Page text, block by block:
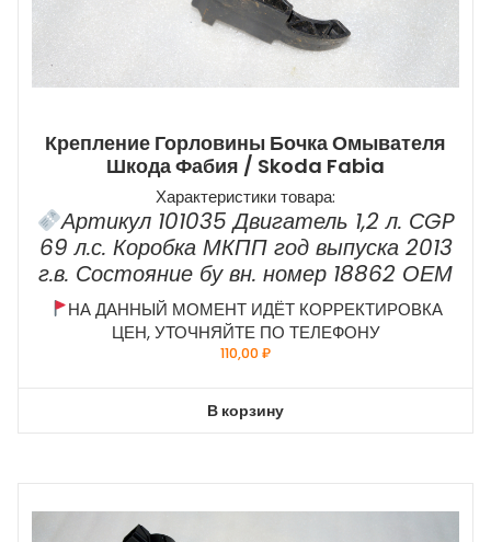
Крепление Горловины Бочка Омывателя
Шкода Фабия / Skoda Fabia
Характеристики товара:
Артикул 101035 Двигатель 1,2 л. СGP
69 л.с. Коробка МКПП год выпуска 2013
г.в. Состояние бу вн. номер 18862 ОЕМ
НА ДАННЫЙ МОМЕНТ ИДЁТ КОРРЕКТИРОВКА
ЦЕН, УТОЧНЯЙТЕ ПО ТЕЛЕФОНУ
110,00₽
В корзину